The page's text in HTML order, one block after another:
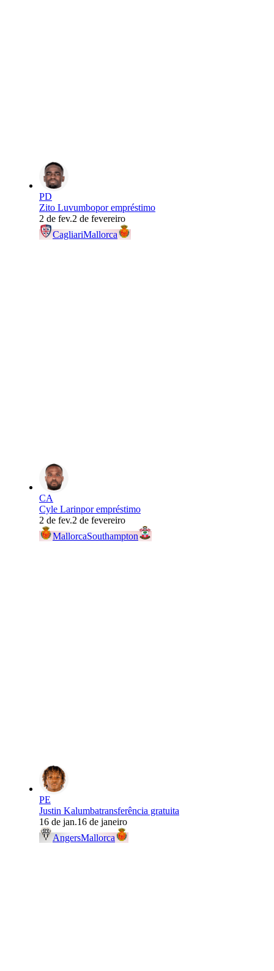
PD
Zito Luvumbopor empréstimo
2 de fev.2 de fevereiro
CagliariMallorca
CA
Cyle Larinpor empréstimo
2 de fev.2 de fevereiro
MallorcaSouthampton
PE
Justin Kalumbatransferência gratuita
16 de jan.16 de janeiro
AngersMallorca